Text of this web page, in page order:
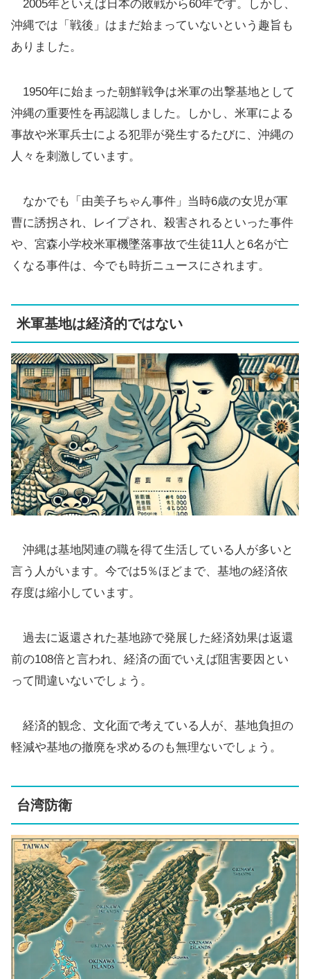
2005年といえば日本の敗戦から60年です。しかし、
沖縄では「戦後」はまだ始まっていないという趣旨も
ありました。
1950年に始まった朝鮮戦争は米軍の出撃基地として
沖縄の重要性を再認識しました。しかし、米軍による
事故や米軍兵士による犯罪が発生するたびに、沖縄の
人々を刺激しています。
なかでも「由美子ちゃん事件」当時6歳の女児が軍
曹に誘拐され、レイプされ、殺害されるといった事件
や、宮森小学校米軍機墜落事故で生徒11人と6名が亡
くなる事件は、今でも時折ニュースにされます。
米軍基地は経済的ではない
沖縄は基地関連の職を得て生活している人が多いと
言う人がいます。今では5％ほどまで、基地の経済依
存度は縮小しています。
過去に返還された基地跡で発展した経済効果は返還
前の108倍と言われ、経済の面でいえば阻害要因とい
って間違いないでしょう。
経済的観念、文化面で考えている人が、基地負担の
軽減や基地の撤廃を求めるのも無理ないでしょう。
台湾防衛